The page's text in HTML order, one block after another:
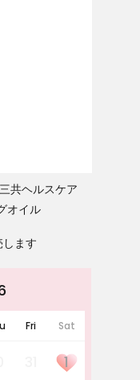
共ヘルスケア
オイル
ます
Fri Sat
1